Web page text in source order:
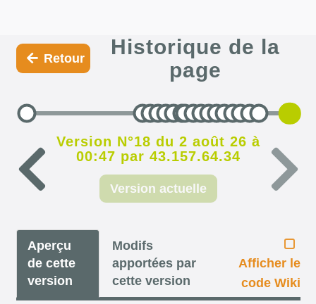
Retour
Historique de la
page
Version N°18 du 2 août 26 à
00:47 par 43.157.64.34
Version actuelle
Aperçu
de cette
version
Modifs
apportées par
cette version
Afficher le
code Wiki